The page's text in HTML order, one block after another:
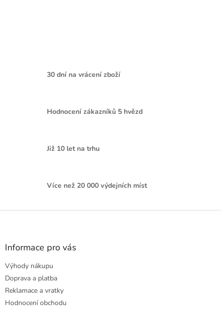
30 dní na vrácení zboží
Hodnocení zákazníků 5 hvězd
Již 10 let na trhu
Více než 20 000 výdejních míst
Z
Informace pro vás
Výhody nákupu
Doprava a platba
Reklamace a vratky
Hodnocení obchodu